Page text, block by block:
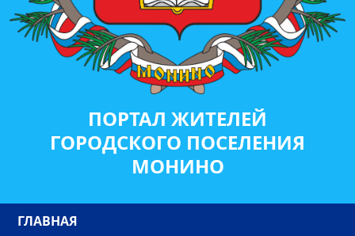
ПОРТАЛ ЖИТЕЛЕЙ
ГОРОДСКОГО ПОСЕЛЕНИЯ
МОНИНО
ГЛАВНАЯ